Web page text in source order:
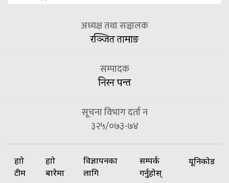
अध्यक्ष तथा सञ्चालक
रञ्जित तामाङ
सम्पादक
निरन पन्त
सूचना विभाग दर्ता न
३२५/०७३-७४
हाम्रो
टीम
हाम्रो
बारेमा
विज्ञापनका
लागि
सम्पर्क
गर्नुहोस्
यूनिकोड